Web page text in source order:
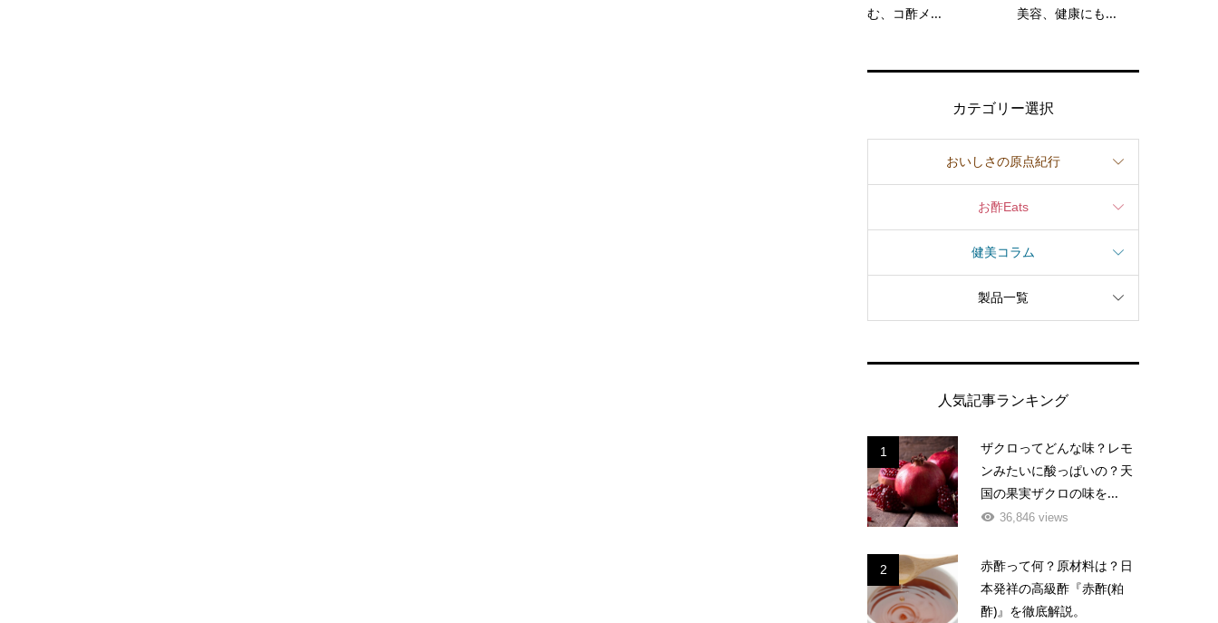
む、コ酢メ...
美容、健康にも...
カテゴリー選択
おいしさの原点紀行
お酢Eats
健美コラム
製品一覧
人気記事ランキング
1
ザクロってどんな味？レモ
ンみたいに酸っぱいの？天
国の果実ザクロの味を...
36,846 views
2
赤酢って何？原材料は？日
本発祥の高級酢『赤酢(粕
酢)』を徹底解説。